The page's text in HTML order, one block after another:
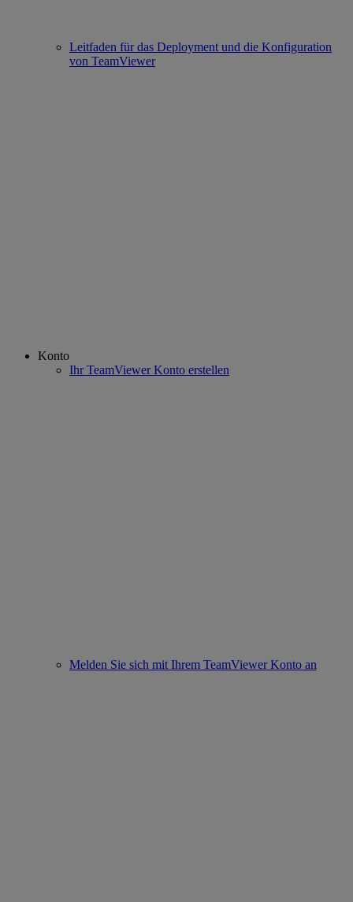
Leitfaden für das Deployment und die Konfiguration
von TeamViewer
Konto
Ihr TeamViewer Konto erstellen
Melden Sie sich mit Ihrem TeamViewer Konto an